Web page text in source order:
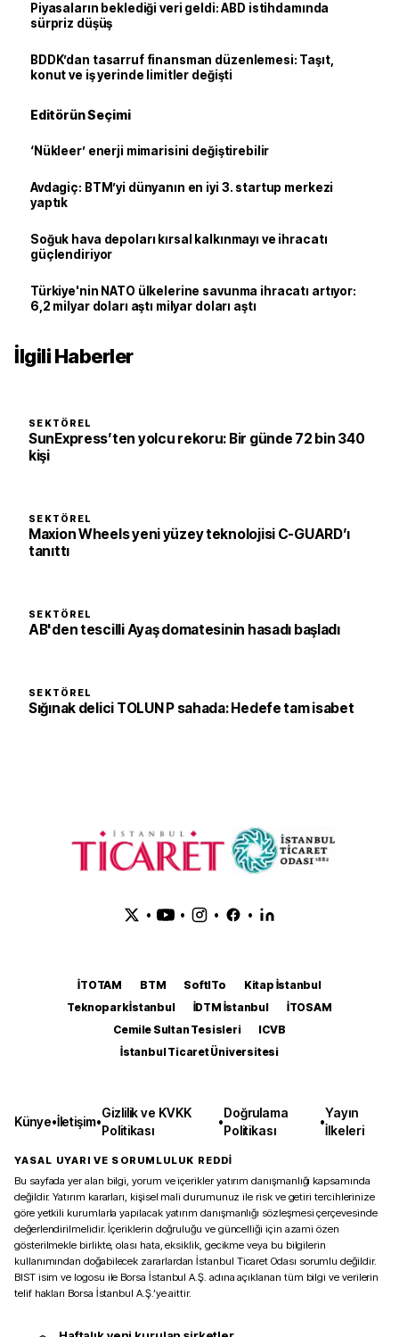
Piyasaların beklediği veri geldi: ABD istihdamında
sürpriz düşüş
BDDK’dan tasarruf finansman düzenlemesi: Taşıt,
konut ve iş yerinde limitler değişti
Editörün Seçimi
‘Nükleer’ enerji mimarisini değiştirebilir
Avdagiç: BTM’yi dünyanın en iyi 3. startup merkezi
yaptık
Soğuk hava depoları kırsal kalkınmayı ve ihracatı
güçlendiriyor
Türkiye'nin NATO ülkelerine savunma ihracatı artıyor:
6,2 milyar doları aştı milyar doları aştı
İlgili Haberler
SEKTÖREL
SunExpress’ten yolcu rekoru: Bir günde 72 bin 340
kişi
SEKTÖREL
Maxion Wheels yeni yüzey teknolojisi C-GUARD’ı
tanıttı
SEKTÖREL
AB'den tescilli Ayaş domatesinin hasadı başladı
SEKTÖREL
Sığınak delici TOLUN P sahada: Hedefe tam isabet
• • • •
İTOTAM BTM SoftITo
Kitap İstanbul
Teknopark İstanbul
İDTM İstanbul
İTOSAM
Cemile Sultan Tesisleri
ICVB
İstanbul Ticaret Üniversitesi
Künye•İletişim•
Gizlilik ve KVKK
Politikası
•
Doğrulama
Politikası
•
Yayın
İlkeleri
YASAL UYARI VE SORUMLULUK REDDİ
Bu sayfada yer alan bilgi, yorum ve içerikler yatırım danışmanlığı kapsamında
değildir. Yatırım kararları, kişisel mali durumunuz ile risk ve getiri tercihlerinize
göre yetkili kurumlarla yapılacak yatırım danışmanlığı sözleşmesi çerçevesinde
değerlendirilmelidir. İçeriklerin doğruluğu ve güncelliği için azami özen
gösterilmekle birlikte, olası hata, eksiklik, gecikme veya bu bilgilerin
kullanımından doğabilecek zararlardan İstanbul Ticaret Odası sorumlu değildir.
BIST isim ve logosu ile Borsa İstanbul A.Ş. adına açıklanan tüm bilgi ve verilerin
telif hakları Borsa İstanbul A.Ş.’ye aittir.